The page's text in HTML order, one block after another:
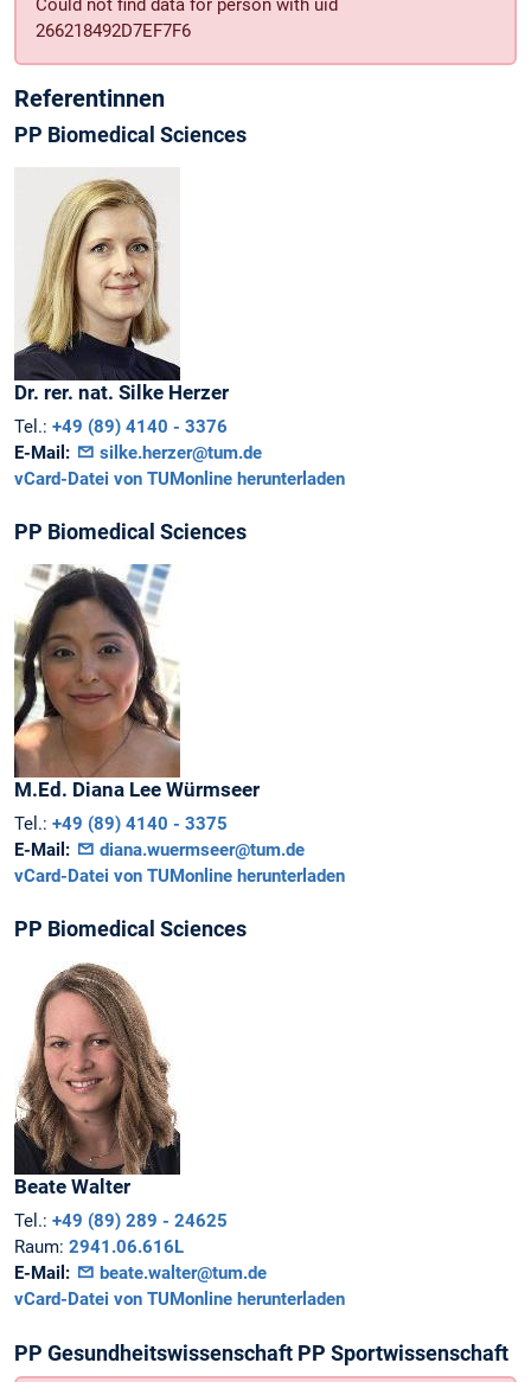
Could not find data for person with uid
266218492D7EF7F6
Referentinnen
PP Biomedical Sciences
Dr. rer. nat. Silke Herzer
Tel.: +49 (89) 4140 - 3376
E-Mail:
silke.herzer@tum.de
vCard-Datei von TUMonline herunterladen
PP Biomedical Sciences
M.Ed. Diana Lee Würmseer
Tel.: +49 (89) 4140 - 3375
E-Mail:
diana.wuermseer@tum.de
vCard-Datei von TUMonline herunterladen
PP Biomedical Sciences
Beate Walter
Tel.: +49 (89) 289 - 24625
Raum: 2941.06.616L
E-Mail:
beate.walter@tum.de
vCard-Datei von TUMonline herunterladen
PP Gesundheitswissenschaft PP Sportwissenschaft